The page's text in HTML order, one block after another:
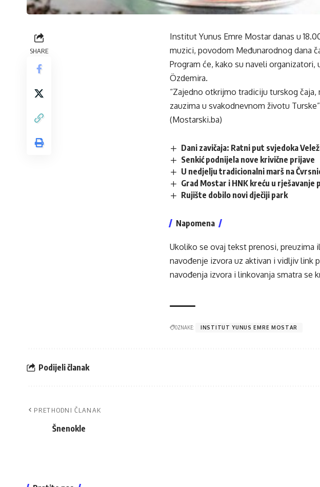
SHARE
Institut Yunus Emre Mostar danas u
muzici, povodom Međunarodnog dana
Program će, kako su naveli
Özdemira.
“Zajedno otkrijmo tradiciju turskog
zauzima u svakodnevnom životu
(Mostarski.ba)
Dani zavičaja: Ratni put svjedoka
Senkić podnijela nove krivične prijave
U nedjelju tradicionalni marš na
Grad Mostar i HNK kreću u
Rujište dobilo novi dječiji park
Napomena
Ukoliko se ovaj tekst prenosi, preuzima
navođenje izvora uz aktivan i vidljiv link
navođenja izvora i linkovanja smatra se
OZNAKE: INSTITUT YUNUS EMRE MOSTAR
Podijeli članak
PRETHODNI ČLANAK
Šnenokle